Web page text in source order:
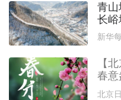
青
长峪
新华
【
春
北京